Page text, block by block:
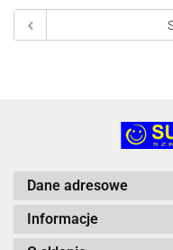
Dane adresowe
Informacje